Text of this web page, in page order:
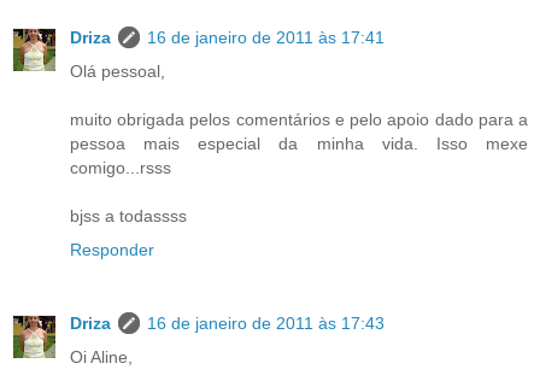
Driza
16 de janeiro de 2011 às 17:41
Olá pessoal,
muito obrigada pelos comentários e pelo apoio dado para a
pessoa mais especial da minha vida. Isso mexe
comigo...rsss
bjss a todassss
Responder
Driza
16 de janeiro de 2011 às 17:43
Oi Aline,